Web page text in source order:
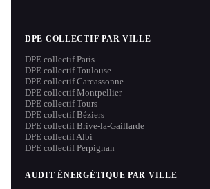
DPE COLLECTIF PAR VILLE
DPE collectif Paris
DPE collectif Toulouse
DPE collectif Carcassonne
DPE collectif Montpellier
DPE collectif Tours
DPE collectif Béziers
DPE collectif Brive-la-Gaillarde
DPE collectif Albi
DPE collectif Perpignan
AUDIT ÉNERGÉTIQUE PAR VILLE